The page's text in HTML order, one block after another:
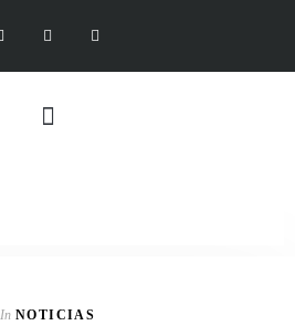
In NOTICIAS